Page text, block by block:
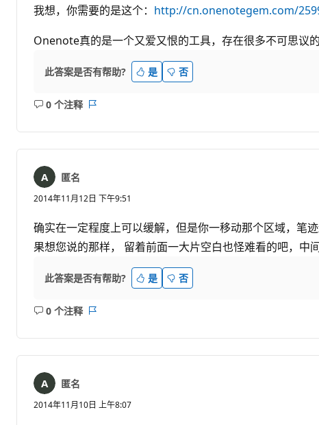
我想，你需要的是这个： http://cn.onenotegem.com/
Onenote真的是一个又爱又恨的工具，存在很多不可思议
此答案是否有帮助? 是 否
0 个注释
无
匿名
2014年11月12日 下午9:51
确实在一定程度上可以缓解，但是你一移动那个区域，笔
果想您说的那样， 留着前面一大片空白也怪难看的吧，中
此答案是否有帮助? 是 否
0 个注释
无
匿名
2014年11月10日 上午8:07